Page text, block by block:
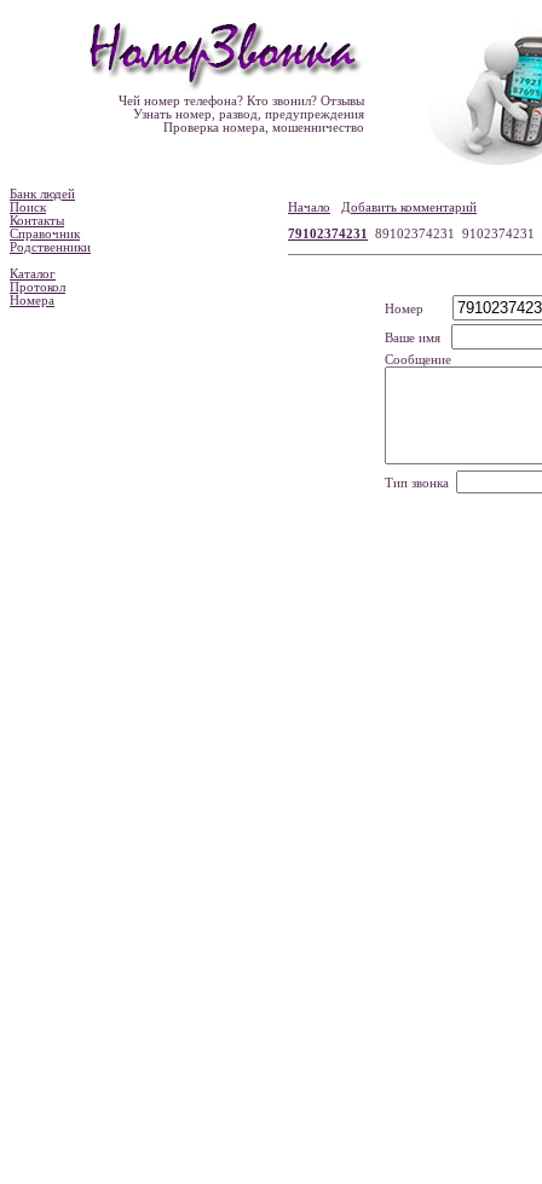
Чей номер телефона? Кто звонил? Отзывы
Узнать номер, развод, предупреждения
Проверка номера, мошенничество
Банк людей
Поиск
Контакты
Справочник
Родственники
Каталог
Протокол
Номера
Начало
Добавить комментарий
79102374231
89102374231 9102374231
Номер
Ваше имя
Сообщение
Тип звонка